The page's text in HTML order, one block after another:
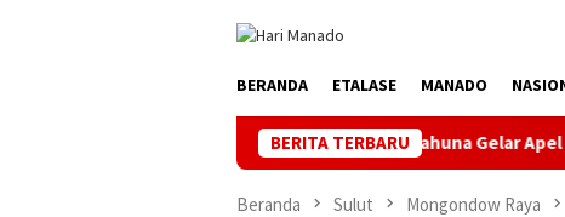
BERANDA ETALASE MANADO
BERITA TERBARU
HUT ke-81 RI, PLN UP3 Tahuna Gelar Apel dan Inspeksi
Beranda Sulut Mongondow Raya